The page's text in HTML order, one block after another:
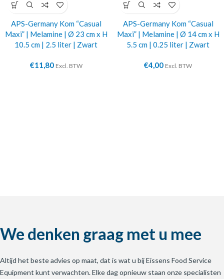
APS-Germany Kom “Casual
Maxi” | Melamine | Ø 23 cm x H
10.5 cm | 2.5 liter | Zwart
€11,80 Excl. BTW
APS-Germany Kom “Casual
Maxi” | Melamine | Ø 14 cm x H
5.5 cm | 0.25 liter | Zwart
€4,00 Excl. BTW
We denken graag met u mee
Altijd het beste advies op maat, dat is wat u bij Eissens Food Service
Equipment kunt verwachten. Elke dag opnieuw staan onze specialisten